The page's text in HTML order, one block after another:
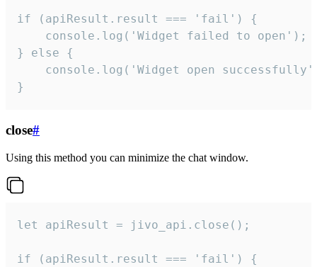
if (apiResult.result === 'fail') {
    console.log('Widget failed to open');
} else {
console.log('Widget open
}
close#
Using this method you can minimize the chat window.
let apiResult = jivo_api.close();
if (apiResult.result === 'fail') {